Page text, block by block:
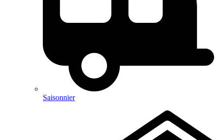
Saisonnier